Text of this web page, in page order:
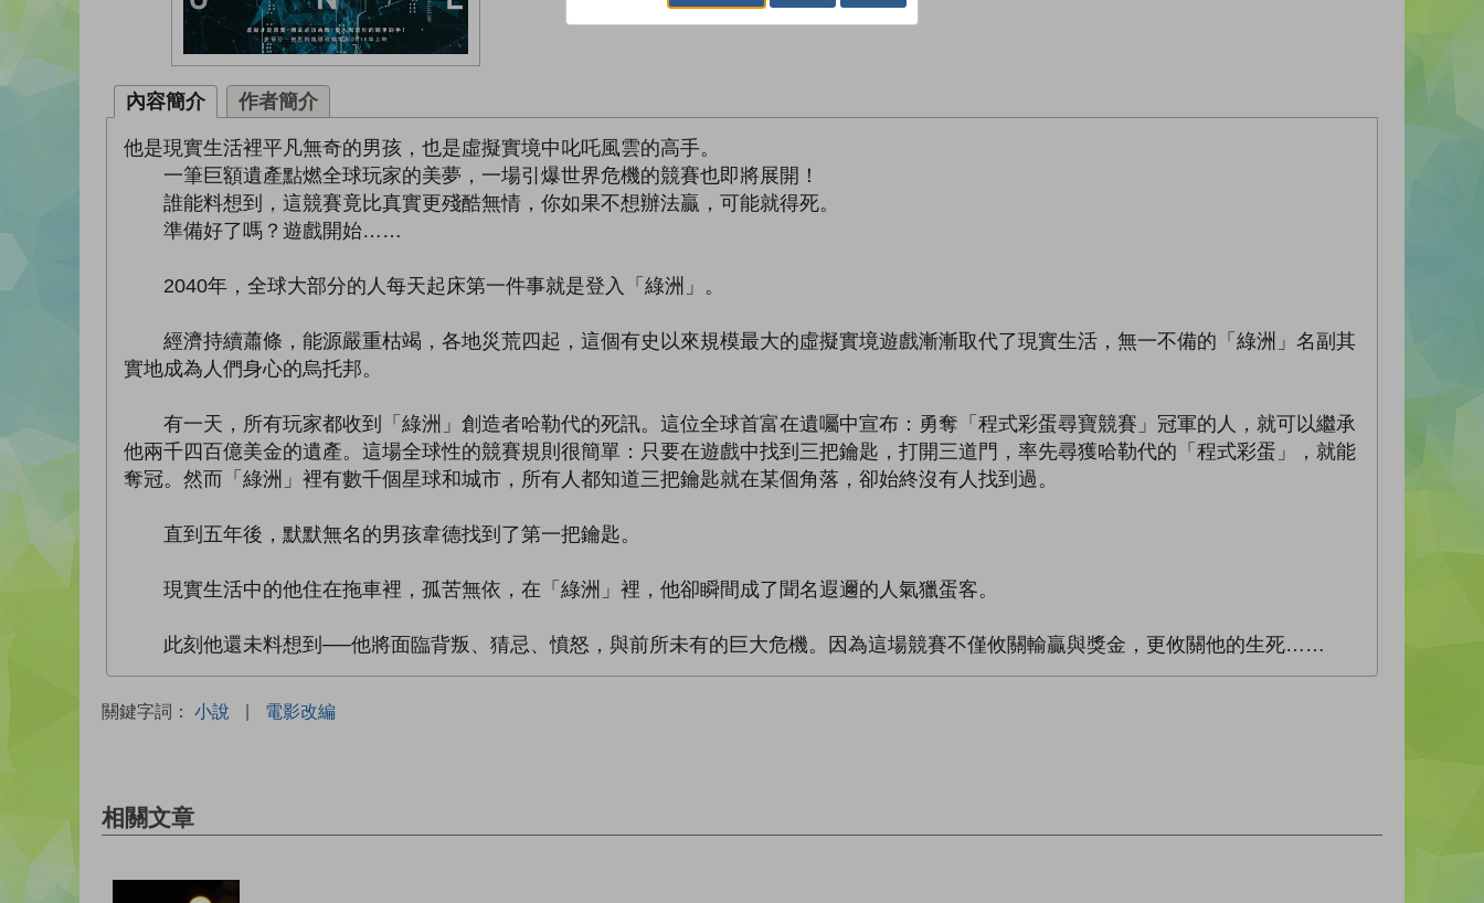
內容簡介 作者簡介
他是現實生活裡平凡無奇的男孩，也是虛擬實境中叱吒風雲的高手。
一筆巨額遺產點燃全球玩家的美夢，一場引爆世界危機的競賽也即將展開！
誰能料想到，這競賽竟比真實更殘酷無情，你如果不想辦法贏，可能就得死。
準備好了嗎？遊戲開始……
2040年，全球大部分的人每天起床第一件事就是登入「綠洲」。
經濟持續蕭條，能源嚴重枯竭，各地災荒四起，這個有史以來規模最大的虛擬實境遊戲漸漸取代了現實生活，無一不備的「綠洲」名副其
實地成為人們身心的烏托邦。
有一天，所有玩家都收到「綠洲」創造者哈勒代的死訊。這位全球首富在遺囑中宣布：勇奪「程式彩蛋尋寶競賽」冠軍的人，就可以繼承
他兩千四百億美金的遺產。這場全球性的競賽規則很簡單：只要在遊戲中找到三把鑰匙，打開三道門，率先尋獲哈勒代的「程式彩蛋」，就能
奪冠。然而「綠洲」裡有數千個星球和城市，所有人都知道三把鑰匙就在某個角落，卻始終沒有人找到過。
直到五年後，默默無名的男孩韋德找到了第一把鑰匙。
現實生活中的他住在拖車裡，孤苦無依，在「綠洲」裡，他卻瞬間成了聞名遐邇的人氣獵蛋客。
此刻他還未料想到──他將面臨背叛、猜忌、憤怒，與前所未有的巨大危機。因為這場競賽不僅攸關輸贏與獎金，更攸關他的生死……
關鍵字詞： 小說 | 電影改編
相關文章